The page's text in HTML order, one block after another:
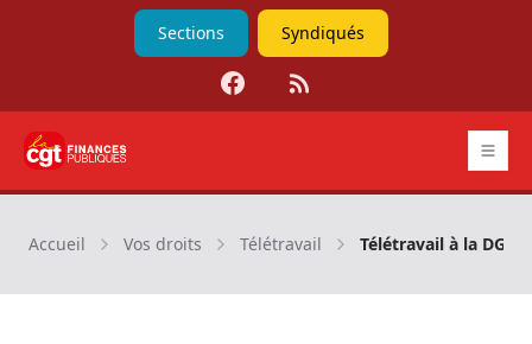
Sections Syndiqués
Facebook
RSS
CGT Finances publiques
Accueil Vos droits Télétravail Télétravail à la